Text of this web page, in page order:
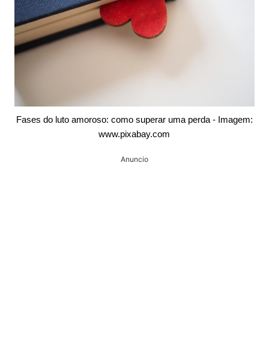
Fases do luto amoroso: como superar uma perda - Imagem:
www.pixabay.com
Anuncio